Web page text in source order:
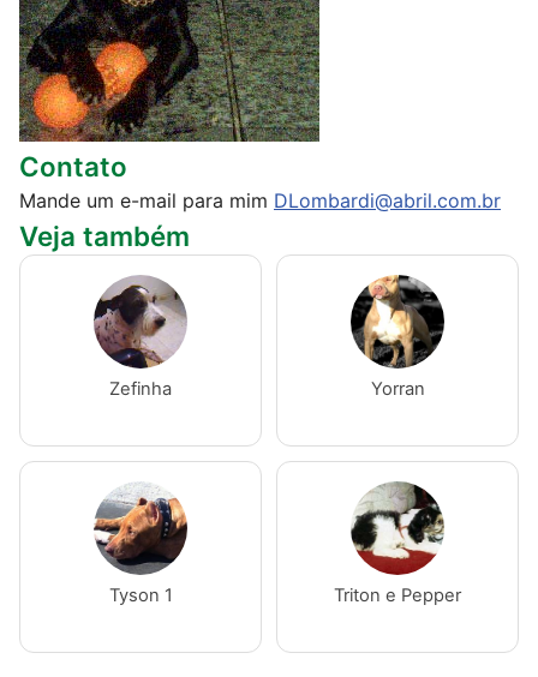
Contato
Mande um e-mail para mim DLombardi@abril.com.br
Veja também
Zefinha Yorran
Tyson 1 Triton e Pepper